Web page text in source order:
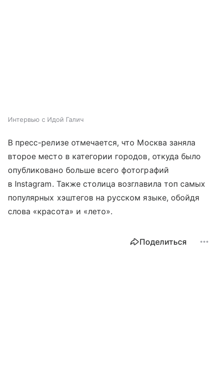
Интервью с Идой Галич
В пресс-релизе отмечается, что Москва заняла
второе место в категории городов, откуда было
опубликовано больше всего фотографий
в Instagram. Также столица возглавила топ самых
популярных хэштегов на русском языке, обойдя
слова «красота» и «лето».
Поделиться